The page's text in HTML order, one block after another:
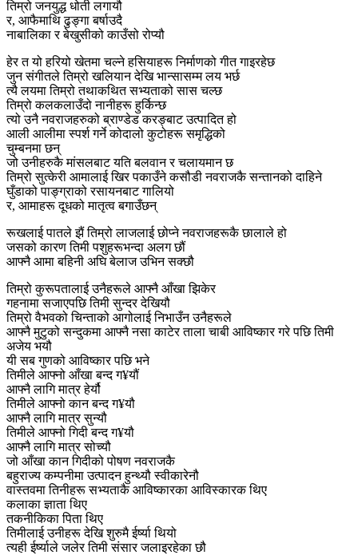
तिम्रो जनयुद्ध धोती लगायौ
र, आफैमाथि ढुङ्गा बर्षाउदै
नाबालिका र बेखुसीको काउँसो रोप्यौ
हेर त यो हरियो खेतमा चल्ने हसियाहरू निर्माणको गीत गाइरहेछ
जुन संगीतले तिम्रो खलियान देखि भान्सासम्म लय भर्छ
त्यै लयमा तिम्रो तथाकथित सभ्यताको सास चल्छ
तिम्रो कलकलाउँदो नानीहरू हुर्किन्छ
त्यो उनै नवराजहरुको ब्राण्डेड करङ्बाट उत्पादित हो
आली आलीमा स्पर्श गर्ने कोदालो कुटोहरू समृद्धिको
चुम्बनमा छन्
जो उनीहरुकै मांसलबाट यति बलवान र चलायमान छ
तिम्रो सुत्केरी आमालाई खिर पकाउँने कसौडी नवराजकै सन्तानको दाहिने
घुँडाको पाङ्ग्राको रसायनबाट गालियो
र, आमाहरू दूधको मातृत्व बगाउँछन्
रूखलाई पातले झैं तिम्रो लाजलाई छोप्ने नवराजहरूकै छालाले हो
जसको कारण तिमी पशुहरूभन्दा अलग छौं
आफ्नै आमा बहिनी अघि बेलाज उभिन सक्छौ
तिम्रो कुरूपतालाई उनैहरूले आफ्नै आँखा झिकेर
गहनामा सजाएपछि तिमी सुन्दर देखियौ
तिम्रो वैभवको चिन्ताको आगोलाई निभाउँन उनैहरूले
आफ्नै मुटुको सन्दुकमा आफ्नै नसा काटेर ताला चाबी आविष्कार गरे पछि तिमी
अजेय भयौ
यी सब गुणको आविष्कार पछि भने
तिमीले आफ्नो आँखा बन्द ग¥यौं
आफ्नै लागि मात्र हेर्यौ
तिमीले आफ्नो कान बन्द ग¥यौ
आफ्नै लागि मात्र सुन्यौ
तिमीले आफ्नो गिदी बन्द ग¥यौ
आफ्नै लागि मात्र सोच्यौ
जो आँखा कान गिदीको पोषण नवराजकै
बहुराज्य कम्पनीमा उत्पादन हुन्थ्यौ स्वीकारेनौ
वास्तवमा तिनीहरू सभ्यताकै आविष्कारका आविस्कारक थिए
कलाका ज्ञाता थिए
तकनीकिका पिता थिए
तिमीलाई उनीहरू देखि शुरुमै ईर्ष्या थियो
त्यही ईर्ष्याले जलेर तिमी संसार जलाइरहेका छौ